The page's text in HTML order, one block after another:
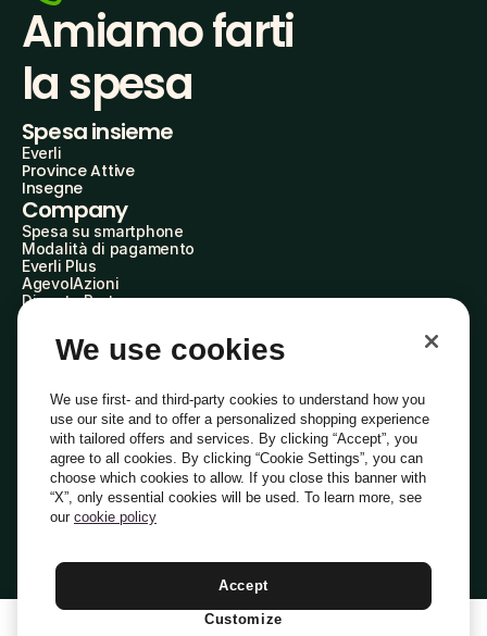
Amiamo farti
la spesa
Spesa insieme
Everli
Province Attive
Insegne
Company
Spesa su smartphone
Modalità di pagamento
Everli Plus
AgevolAzioni
Diventa Partner
Everli Shoppers
About Us
Everli News
Domande frequenti
Lavora con noi
Diventa Shopper
Investitori
PrivacyCookiePreferenze Cookie
Termini e CondizioniCodice Etico
Indirizzo PEC: everli@pec.it - indirizzo DPO: dpo@everli.com
Italiano
We use cookies
We use first- and third-party cookies to understand how you
use our site and to offer a personalized shopping experience
with tailored offers and services. By clicking “Accept”, you
agree to all cookies. By clicking “Cookie Settings”, you can
choose which cookies to allow. If you close this banner with
“X”, only essential cookies will be used. To learn more, see
our cookie policy
Accept
Customize